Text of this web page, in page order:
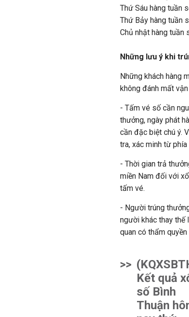
Thứ Sáu hàng tuần
Thứ Bảy hàng tuần
Chủ nhật hàng tuần
Những lưu ý khi
Những khách hàng
không đánh mất
- Tấm vé số cần
thưởng, ngày phát
cần đặc biệt chú ý.
tra, xác minh từ
- Thời gian trả
miền Nam đối với
tấm vé.
- Người trúng
người khác thay thế
quan có thẩm quyền
>>
Kết quả
số Bình
Thuận